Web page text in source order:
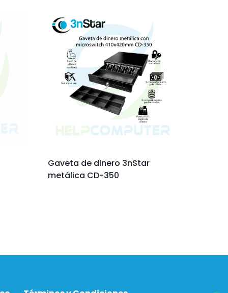
Gaveta de dinero 3nStar
metálica CD-350